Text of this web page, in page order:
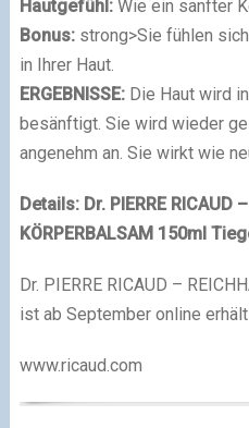
Hautgefühl: Wie ein sanfter
Bonus: strong>Sie fühlen
in Ihrer Haut.
ERGEBNISSE: Die Haut wird
besänftigt. Sie wird wieder
angenehm an. Sie wirkt wie
Details: Dr. PIERRE RICAUD
KÖRPERBALSAM 150ml
Dr. PIERRE RICAUD –
ist ab September online
www.ricaud.com